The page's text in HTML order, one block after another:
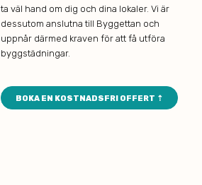
ta väl hand om dig och dina lokaler. Vi är
dessutom anslutna till Byggettan och
uppnår därmed kraven för att få utföra
byggstädningar.
BOKA EN KOSTNADSFRI OFFERT ⇡